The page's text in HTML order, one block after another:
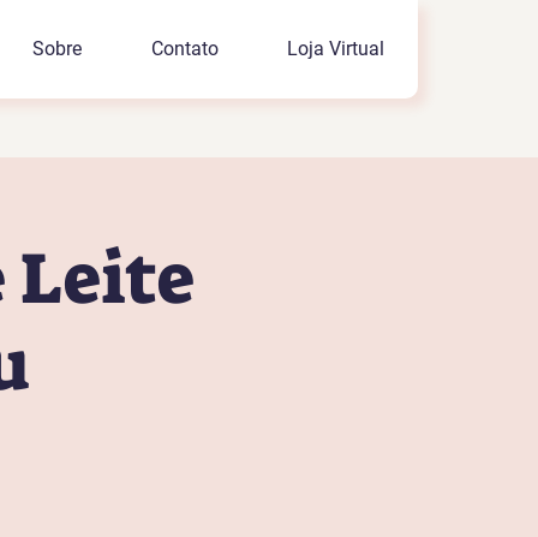
Sobre Contato Loja Virtual
Leite